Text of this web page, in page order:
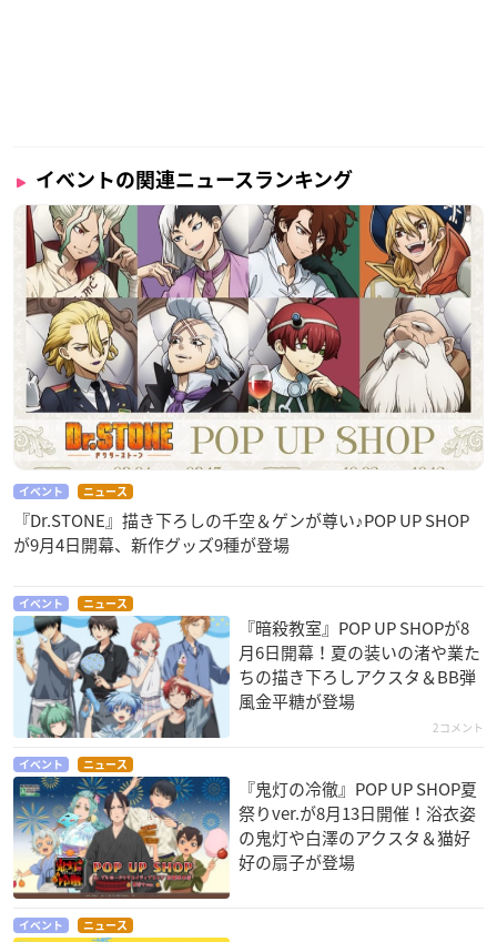
イベントの関連ニュースランキング
イベント ニュース
『Dr.STONE』描き下ろしの千空＆ゲンが尊い♪POP UP SHOP
が9月4日開幕、新作グッズ9種が登場
イベント ニュース
『暗殺教室』POP UP SHOPが8
月6日開幕！夏の装いの渚や業た
ちの描き下ろしアクスタ＆BB弾
風金平糖が登場
2コメント
イベント ニュース
『鬼灯の冷徹』POP UP SHOP夏
祭りver.が8月13日開催！浴衣姿
の鬼灯や白澤のアクスタ＆猫好
好の扇子が登場
イベント ニュース